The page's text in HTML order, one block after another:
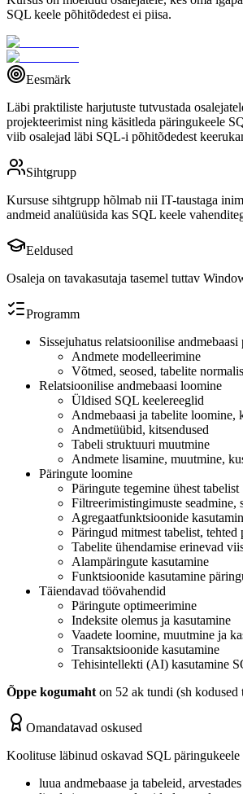
SQL keele põhitõdedest ei piisa.
Eesmärk
Läbi praktiliste harjutuste tutvustada
projekteerimist ning käsitleda päringukeele
viib osalejad läbi SQL-i põhitõdedest
Sihtgrupp
Kursuse sihtgrupp hõlmab nii IT-taustaga
andmeid analüüsida kas SQL keele
Eeldused
Osaleja on tavakasutaja tasemel tuttav
Programm
Sissejuhatus relatsioonilise
Andmete modelleerimine
Võtmed, seosed, tabelite
Relatsioonilise andmebaasi loomine
Üldised SQL keelereeglid
Andmebaasi ja tabelite loomine,
Andmetüübid, kitsendused
Tabeli struktuuri muutmine
Andmete lisamine, muutmine,
Päringute loomine
Päringute tegemine ühest tabelist
Filtreerimistingimuste seadmine,
Agregaatfunktsioonide
Päringud mitmest tabelist, tehted
Tabelite ühendamise erinevad
Alampäringute kasutamine
Funktsioonide kasutamine
Täiendavad töövahendid
Päringute optimeerimine
Indeksite olemus ja kasutamine
Vaadete loomine, muutmine ja
Transaktsioonide kasutamine
Tehisintellekti (AI) kasutamine
Õppe kogumaht on 52 ak tundi (sh
Omandatavad oskused
Koolituse läbinud oskavad SQL päringukeele
luua andmebaase ja tabeleid,